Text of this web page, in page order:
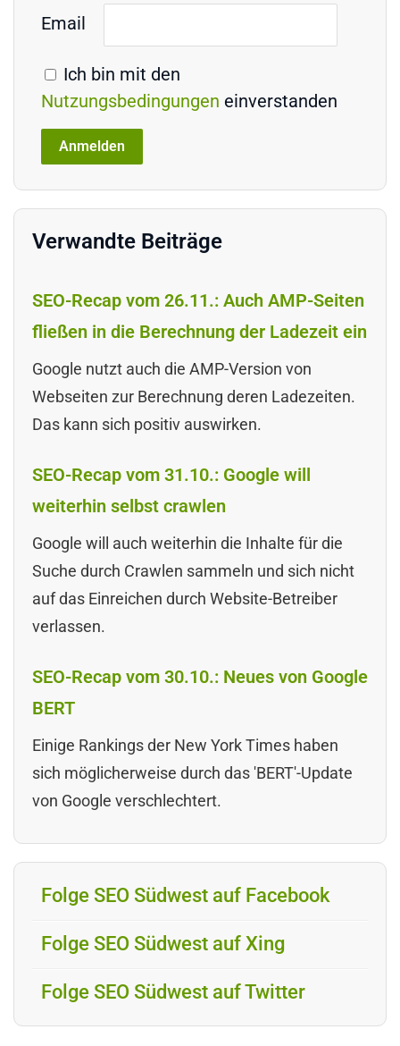
Email
Ich bin mit den
Nutzungsbedingungen einverstanden
Verwandte Beiträge
SEO-Recap vom 26.11.: Auch AMP-Seiten
fließen in die Berechnung der Ladezeit ein
Google nutzt auch die AMP-Version von
Webseiten zur Berechnung deren Ladezeiten.
Das kann sich positiv auswirken.
SEO-Recap vom 31.10.: Google will
weiterhin selbst crawlen
Google will auch weiterhin die Inhalte für die
Suche durch Crawlen sammeln und sich nicht
auf das Einreichen durch Website-Betreiber
verlassen.
SEO-Recap vom 30.10.: Neues von Google
BERT
Einige Rankings der New York Times haben
sich möglicherweise durch das 'BERT'-Update
von Google verschlechtert.
Folge SEO Südwest auf Facebook
Folge SEO Südwest auf Xing
Folge SEO Südwest auf Twitter